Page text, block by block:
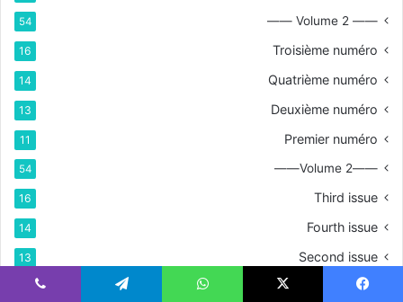
—— Volume 2 ——
54
Troisième numéro
16
Quatrième numéro
14
Deuxième numéro
13
Premier numéro
11
——Volume 2——
54
Third issue
16
Fourth issue
14
Second issue
13
First issue